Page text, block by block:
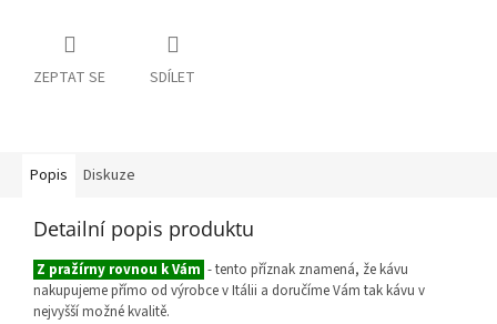
ZEPTAT SE SDÍLET
Popis Diskuze
Detailní popis produktu
Z pražírny rovnou k Vám - tento příznak znamená, že kávu
nakupujeme přímo od výrobce v Itálii a doručíme Vám tak kávu v
nejvyšší možné kvalitě.